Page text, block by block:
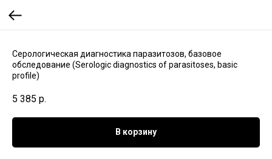
Серологическая диагностика паразитозов, базовое
обследование (Serologic diagnostics of parasitoses, basic
profile)
5 385 р.
В корзину